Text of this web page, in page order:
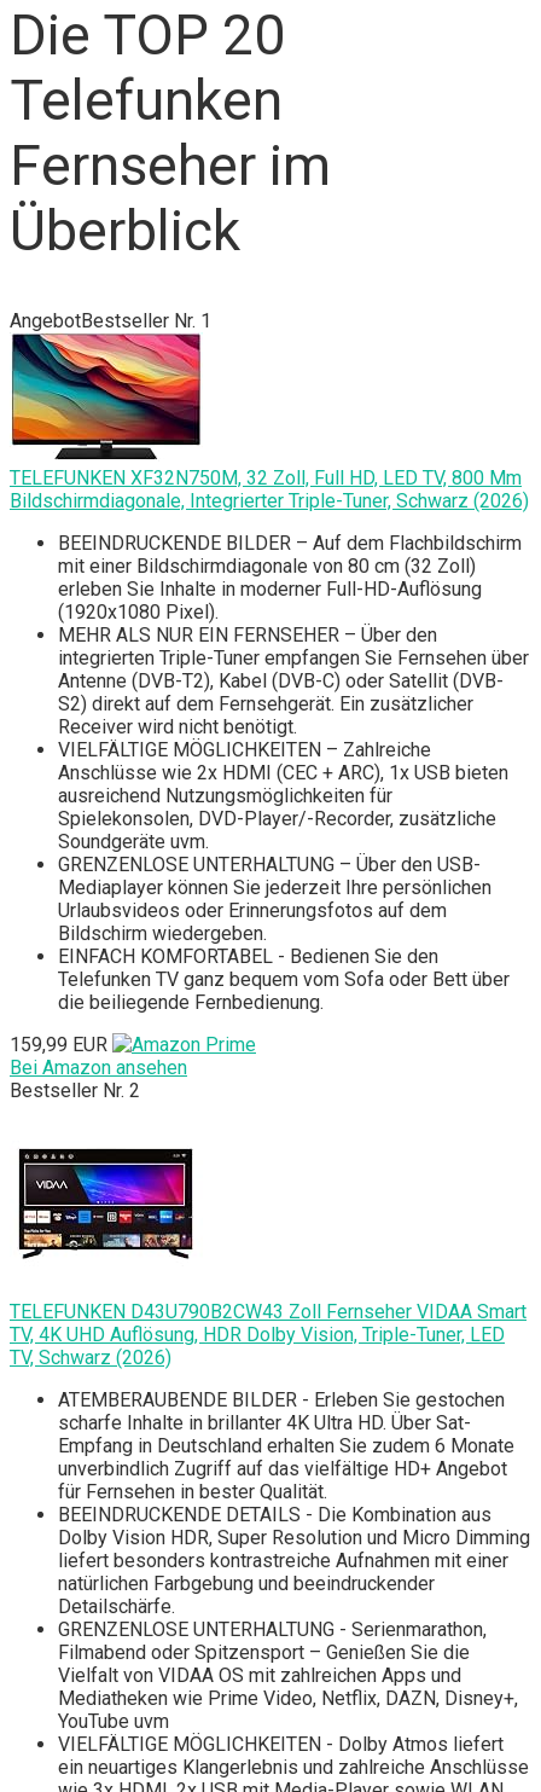
Die TOP 20
Telefunken
Fernseher im
Überblick
AngebotBestseller Nr. 1
TELEFUNKEN XF32N750M, 32 Zoll, Full HD, LED TV, 800 Mm
Bildschirmdiagonale, Integrierter Triple-Tuner, Schwarz (2026)
BEEINDRUCKENDE BILDER – Auf dem Flachbildschirm
mit einer Bildschirmdiagonale von 80 cm (32 Zoll)
erleben Sie Inhalte in moderner Full-HD-Auflösung
(1920x1080 Pixel).
MEHR ALS NUR EIN FERNSEHER – Über den
integrierten Triple-Tuner empfangen Sie Fernsehen über
Antenne (DVB-T2), Kabel (DVB-C) oder Satellit (DVB-
S2) direkt auf dem Fernsehgerät. Ein zusätzlicher
Receiver wird nicht benötigt.
VIELFÄLTIGE MÖGLICHKEITEN – Zahlreiche
Anschlüsse wie 2x HDMI (CEC + ARC), 1x USB bieten
ausreichend Nutzungsmöglichkeiten für
Spielekonsolen, DVD-Player/-Recorder, zusätzliche
Soundgeräte uvm.
GRENZENLOSE UNTERHALTUNG – Über den USB-
Mediaplayer können Sie jederzeit Ihre persönlichen
Urlaubsvideos oder Erinnerungsfotos auf dem
Bildschirm wiedergeben.
EINFACH KOMFORTABEL - Bedienen Sie den
Telefunken TV ganz bequem vom Sofa oder Bett über
die beiliegende Fernbedienung.
159,99 EUR
Bei Amazon ansehen
Bestseller Nr. 2
TELEFUNKEN D43U790B2CW43 Zoll Fernseher VIDAA Smart
TV, 4K UHD Auflösung, HDR Dolby Vision, Triple-Tuner, LED
TV, Schwarz (2026)
ATEMBERAUBENDE BILDER - Erleben Sie gestochen
scharfe Inhalte in brillanter 4K Ultra HD. Über Sat-
Empfang in Deutschland erhalten Sie zudem 6 Monate
unverbindlich Zugriff auf das vielfältige HD+ Angebot
für Fernsehen in bester Qualität.
BEEINDRUCKENDE DETAILS - Die Kombination aus
Dolby Vision HDR, Super Resolution und Micro Dimming
liefert besonders kontrastreiche Aufnahmen mit einer
natürlichen Farbgebung und beeindruckender
Detailschärfe.
GRENZENLOSE UNTERHALTUNG - Serienmarathon,
Filmabend oder Spitzensport – Genießen Sie die
Vielfalt von VIDAA OS mit zahlreichen Apps und
Mediatheken wie Prime Video, Netflix, DAZN, Disney+,
YouTube uvm
VIELFÄLTIGE MÖGLICHKEITEN - Dolby Atmos liefert
ein neuartiges Klangerlebnis und zahlreiche Anschlüsse